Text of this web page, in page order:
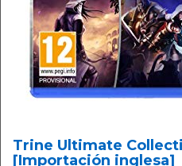
Trine Ultimate
[Importación inglesa]